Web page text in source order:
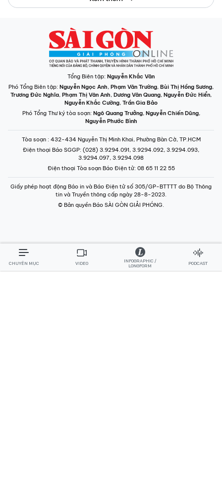
Tổng Biên tập:Nguyễn Khắc Văn
Phó Tổng Biên tập:Nguyễn Ngọc Anh,Phạm Văn Trường,Bùi Thị Hồng Sương
Nguyễn Khắc Cường,Trần Gia Bảo
Phó Tổng Thư ký tòa soạn:Ngô Quang Trưởng,Nguyễn Chiến Dũng,
Nguyễn Phước Bình
Tòa soạn : 432-434 Nguyễn Thị Minh Khai, Phường Bàn Cờ, TP.HCM
: (028) 3.9294.091, 3.9294.092, 3.9294.093,
Điện thoại Tòa soạn Báo Điện tử: 08 65 11 22 55
Giấy phép hoạt động Báo in và Báo Điện tử số 305/GP-BTTTT do Bộ Thông
tin và Truyền thông cấp ngày 28-8-2023.